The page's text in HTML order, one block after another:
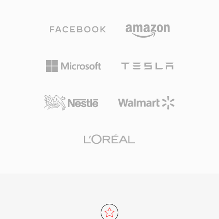
محتوى RA من إذاعة الويب المبكرة موجودة وتحتاج
إلى تحويل للتشغيل على الأجهزة الحالية.
وحلقات التكرار ونقاط العلامات، مما منح مطوري
مزاياه فك الترميز على مستوى العتاد — كانت
بطاقات Sound Blaster قادرة على تشغيل بيانات
أخرى في حقبة كانت فيها دورات المعالج ثمينة. شهد